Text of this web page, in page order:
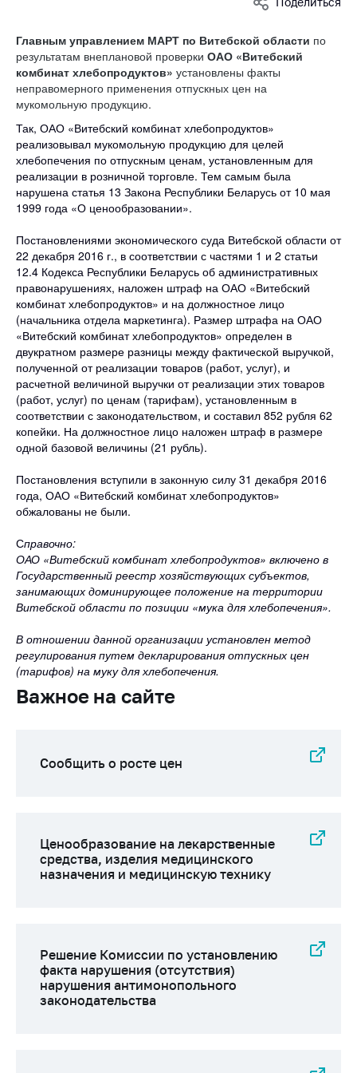
универсальная
товарная биржа
Общественная
жизнь
Идеологическая
работа
Официальные
геральдические
символы
Деятельность
Ценовая политика
Антимонопольное
регулирование и
конкуренция
Торговля и услуги
Регулирование и
контроль закупок
Защита прав
Регулирование
рекламной
Международное
сотрудничество
Применение мер
регулирования
Биржевая торговля
Выставочная
Новости
Обратиться в МАРТ
Прямaя телефоннaя
линия
Горячая линия
Главным управлением МАРТ по Витебской области по
результатам внеплановой проверки ОАО «Витебский
комбинат хлебопродуктов» установлены факты
неправомерного применения отпускных цен на
мукомольную продукцию.
Так, ОАО «Витебский комбинат хлебопродуктов»
реализовывал мукомольную продукцию для целей
хлебопечения по отпускным ценам, установленным для
реализации в розничной торговле. Тем самым была
нарушена статья 13 Закона Республики Беларусь от 10 мая
1999 года «О ценообразовании».
Постановлениями экономического суда Витебской области от
22 декабря 2016 г., в соответствии с частями 1 и 2 статьи
12.4 Кодекса Республики Беларусь об административных
правонарушениях, наложен штраф на ОАО «Витебский
комбинат хлебопродуктов» и на должностное лицо
(начальника отдела маркетинга). Размер штрафа на ОАО
«Витебский комбинат хлебопродуктов» определен в
двукратном размере разницы между фактической выручкой,
полученной от реализации товаров (работ, услуг), и
расчетной величиной выручки от реализации этих товаров
(работ, услуг) по ценам (тарифам), установленным в
соответствии с законодательством, и составил 852 рубля 62
копейки. На должностное лицо наложен штраф в размере
одной базовой величины (21 рубль).
Постановления вступили в законную силу 31 декабря 2016
года, ОАО «Витебский комбинат хлебопродуктов»
обжалованы не были.
Справочно:
ОАО «Витебский комбинат хлебопродуктов» включено в
Государственный реестр хозяйствующих субъектов,
занимающих доминирующее положение на территории
Витебской области по позиции «мука для хлебопечения».
В отношении данной организации установлен метод
регулирования путем декларирования отпускных цен
(тарифов) на муку для хлебопечения.
Важное на сайте
Сообщить о росте цен
Ценообразование на лекарственные
средства, изделия медицинского
назначения и медицинскую технику
Решение Комиссии по установлению
факта нарушения (отсутствия)
нарушения антимонопольного
законодательства